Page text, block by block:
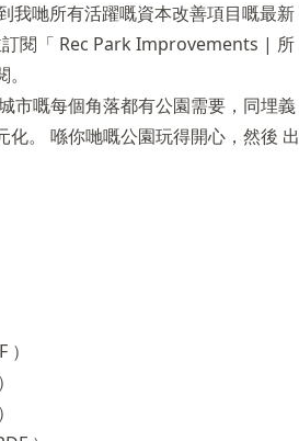
我哋所有活躍嘅資本改善項目嘅最新
閱「 Rec Park Improvements | 所
市嘅每個角落都有公園需要，同埋義
。 喺你哋嘅公園玩得開心，然後 出